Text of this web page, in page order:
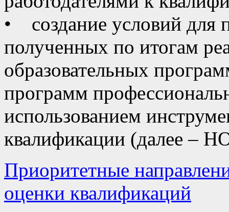
• создание условий для
полученных по итогам
образовательных
программ
использованием
квалификации (далее –
Приоритетные
оценки квалификаций